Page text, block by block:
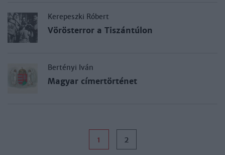
Kerepeszki Róbert
Vörösterror a Tiszántúlon
Bertényi Iván
Magyar címertörténet
1 2